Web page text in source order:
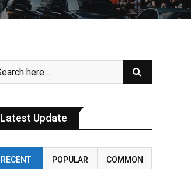
Latest Update
RECENT POPULAR COMMON